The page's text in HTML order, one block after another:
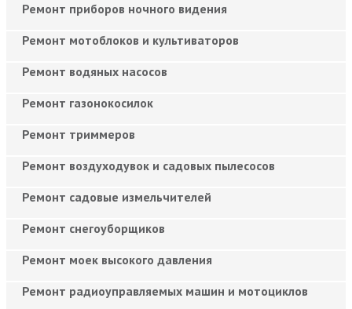
Ремонт приборов ночного видения
Ремонт мотоблоков и культиваторов
Ремонт водяных насосов
Ремонт газонокосилок
Ремонт триммеров
Ремонт воздуходувок и садовых пылесосов
Ремонт садовые измельчителей
Ремонт снегоуборщиков
Ремонт моек высокого давления
Ремонт радиоуправляемых машин и мотоциклов